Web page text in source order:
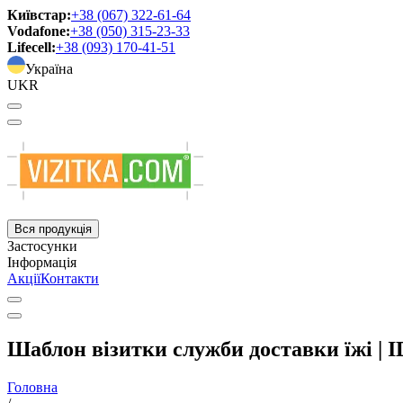
Київстар:+38 (067) 322-61-64
Vodafone:+38 (050) 315-23-33
Lifecell:+38 (093) 170-41-51
Україна
UKR
Вся продукція
Застосунки
Інформація
АкціїКонтакти
Шаблон візитки служби доставки їжі |
Головна